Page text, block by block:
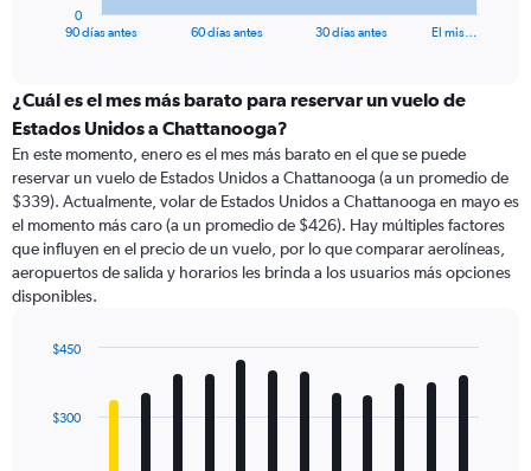
categories.
Range:
categories.
The
chart
has
1
Y
axis
values.
to
90 días antes 60 días antes 30 días antes El mis…
0
¿Cuál es el mes más barato para reservar un vuelo de
Estados Unidos a Chattanooga?
En este momento, enero es el mes más barato en el que se puede
reservar un vuelo de Estados Unidos a Chattanooga (a un promedio de
$339). Actualmente, volar de Estados Unidos a Chattanooga en mayo es
el momento más caro (a un promedio de $426). Hay múltiples factores
que influyen en el precio de un vuelo, por lo que comparar aerolíneas,
aeropuertos de salida y horarios les brinda a los usuarios más opciones
disponibles.
with
12
$300
$450